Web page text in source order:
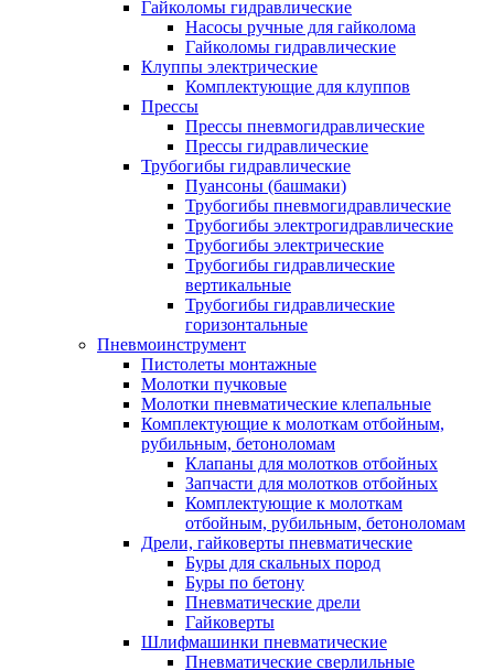
Гайколомы гидравлические
Насосы ручные для гайколома
Гайколомы гидравлические
Клуппы электрические
Комплектующие для клуппов
Прессы
Прессы пневмогидравлические
Прессы гидравлические
Трубогибы гидравлические
Пуансоны (башмаки)
Трубогибы пневмогидравлические
Трубогибы электрогидравлические
Трубогибы электрические
Трубогибы гидравлические
вертикальные
Трубогибы гидравлические
горизонтальные
Пневмоинструмент
Пистолеты монтажные
Молотки пучковые
Молотки пневматические клепальные
Комплектующие к молоткам отбойным,
рубильным, бетоноломам
Клапаны для молотков отбойных
Запчасти для молотков отбойных
Комплектующие к молоткам
отбойным, рубильным, бетоноломам
Дрели, гайковерты пневматические
Буры для скальных пород
Буры по бетону
Пневматические дрели
Гайковерты
Шлифмашинки пневматические
Пневматические сверлильные